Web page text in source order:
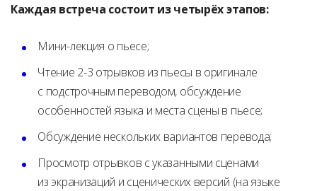
Каждая встреча состоит из четырёх этапов:
Мини-лекция о пьесе;
Чтение 2-3 отрывков из пьесы в оригинале
с подстрочным переводом, обсуждение
особенностей языка и места сцены в пьесе;
Обсуждение нескольких вариантов перевода;
Просмотр отрывков с указанными сценами
из экранизаций и сценических версий (на языке